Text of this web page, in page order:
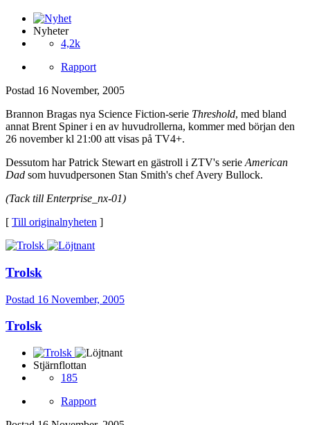
Nyheter
4,2k
Rapport
Postad 16 November, 2005
Brannon Bragas nya Science Fiction-serie Threshold, med bland
annat Brent Spiner i en av huvudrollerna, kommer med början den
26 november kl 21:00 att visas på TV4+.
Dessutom har Patrick Stewart en gästroll i ZTV's serie American
Dad som huvudpersonen Stan Smith's chef Avery Bullock.
(Tack till Enterprise_nx-01)
[ Till originalnyheten ]
Trolsk
Postad 16 November, 2005
Trolsk
Stjärnflottan
185
Rapport